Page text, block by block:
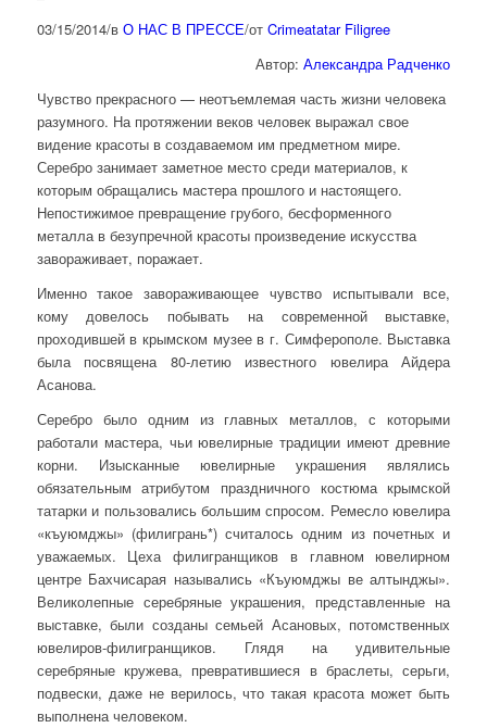
03/15/2014/в О НАС В ПРЕССЕ/от Crimeatatar Filigree
Автор:Александра Радченко
Чувство прекрасного — неотъемлемая часть жизни человека
разумного. На протяжении веков человек выражал свое
видение красоты в создаваемом им предметном мире.
Серебро занимает заметное место среди материалов, к
которым обращались мастера прошлого и настоящего.
Непостижимое превращение грубого, бесформенного
металла в безупречной красоты произведение искусства
завораживает, поражает.
Именно такое завораживающее чувство испытывали все,
кому довелось побывать на современной выставке,
проходившей в крымском музее в г. Симферополе. Выставка
была посвящена 80-летию известного ювелира Айдера
Асанова.
Серебро было одним из главных металлов, с которыми
работали мастера, чьи ювелирные традиции имеют древние
корни. Изысканные ювелирные украшения являлись
обязательным атрибутом праздничного костюма крымской
татарки и пользовались большим спросом. Ремесло ювелира
«къуюмджы» (филигрань*) считалось одним из почетных и
уважаемых. Цеха филигранщиков в главном ювелирном
центре Бахчисарая назывались «Къуюмджы ве алтынджы».
Великолепные серебряные украшения, представленные на
выставке, были созданы семьей Асановых, потомственных
ювелиров-филигранщиков. Глядя на удивительные
серебряные кружева, превратившиеся в браслеты, серьги,
подвески, даже не верилось, что такая красота может быть
выполнена человеком.